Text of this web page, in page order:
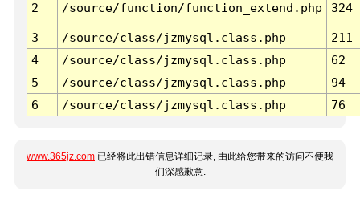
2 /source/function/function_extend.php 324
3 /source/class/jzmysql.class.php
211
4
/source/class/jzmysql.class.php
62
5
/source/class/jzmysql.class.php
94
6
/source/class/jzmysql.class.php 76
www.365jz.com 已经将此出错信息详细记录, 由此给您带来的访问不便我
们深感歉意.